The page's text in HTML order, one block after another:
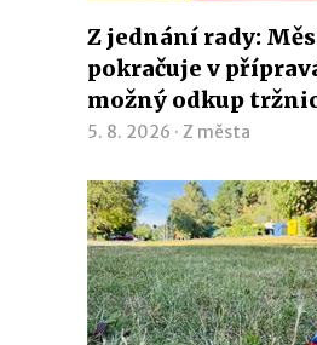
Z jednání rady:
pokračuje v
možný odkup
5. 8. 2026 · Z města